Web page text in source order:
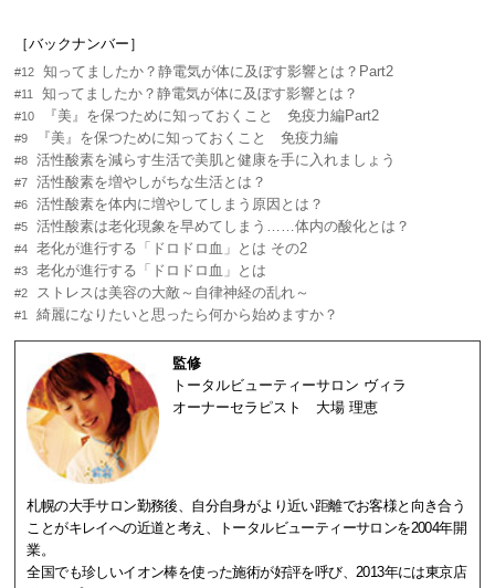
［バックナンバー］
#12 知ってましたか？静電気が体に及ぼす影響とは？Part2
#11 知ってましたか？静電気が体に及ぼす影響とは？
#10 『美』を保つために知っておくこと 免疫力編Part2
#9 『美』を保つために知っておくこと 免疫力編
#8 活性酸素を減らす生活で美肌と健康を手に入れましょう
#7 活性酸素を増やしがちな生活とは？
#6 活性酸素を体内に増やしてしまう原因とは？
#5 活性酸素は老化現象を早めてしまう……体内の酸化とは？
#4 老化が進行する「ドロドロ血」とは その2
#3 老化が進行する「ドロドロ血」とは
#2 ストレスは美容の大敵～自律神経の乱れ～
#1 綺麗になりたいと思ったら何から始めますか？
監修
トータルビューティーサロン ヴィラ
オーナーセラピスト 大場 理恵
札幌の大手サロン勤務後、自分自身がより近い距離でお客様と向き合う
ことがキレイへの近道と考え、トータルビューティーサロンを2004年開
業。
全国でも珍しいイオン棒を使った施術が好評を呼び、2013年には東京店